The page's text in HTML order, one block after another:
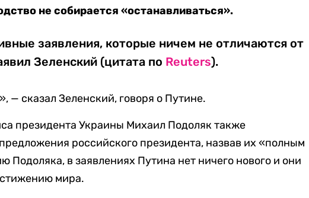
не собирается «останавливаться».
заявления, которые ничем не отличаются от
Зеленский (цитата по Reuters).
— сказал Зеленский, говоря о Путине.
президента Украины Михаил Подоляк также
предложения российского президента, назвав их «полным
Подоляка, в заявлениях Путина нет ничего нового и они
мира.